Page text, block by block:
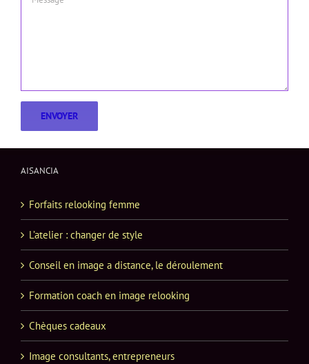
AISANCIA
Forfaits relooking femme
L’atelier : changer de style
Conseil en image a distance, le déroulement
Formation coach en image relooking
Chèques cadeaux
Image consultants, entrepreneurs